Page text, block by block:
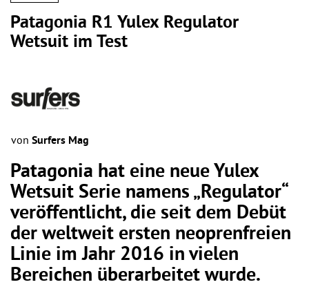
Patagonia R1 Yulex Regulator
Wetsuit im Test
von Surfers Mag
Patagonia hat eine neue Yulex
Wetsuit Serie namens „Regulator“
veröffentlicht, die seit dem Debüt
der weltweit ersten neoprenfreien
Linie im Jahr 2016 in vielen
Bereichen überarbeitet wurde.